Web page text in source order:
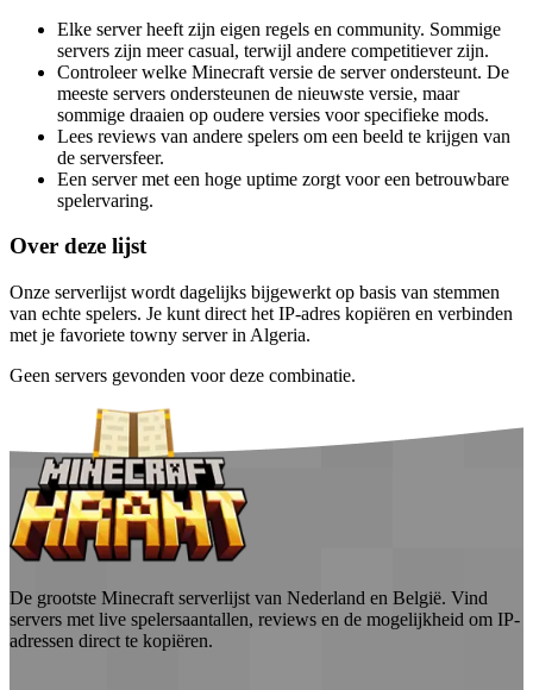
Elke server heeft zijn eigen regels en community. Sommige
servers zijn meer casual, terwijl andere competitiever zijn.
Controleer welke Minecraft versie de server ondersteunt. De
meeste servers ondersteunen de nieuwste versie, maar
sommige draaien op oudere versies voor specifieke mods.
Lees reviews van andere spelers om een beeld te krijgen van
de serversfeer.
Een server met een hoge uptime zorgt voor een betrouwbare
spelervaring.
Over deze lijst
Onze serverlijst wordt dagelijks bijgewerkt op basis van stemmen
van echte spelers. Je kunt direct het IP-adres kopiëren en verbinden
met je favoriete towny server in Algeria.
Geen servers gevonden voor deze combinatie.
De grootste Minecraft serverlijst van Nederland en België. Vind
servers met live spelersaantallen, reviews en de mogelijkheid om IP-
adressen direct te kopiëren.